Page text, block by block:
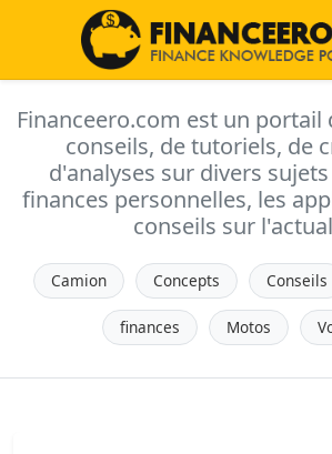
Financeero.com est un portail
conseils, de tutoriels, de
d'analyses sur divers
finances personnelles, les
conseils sur
Camion Concepts Conseils
finances Motos